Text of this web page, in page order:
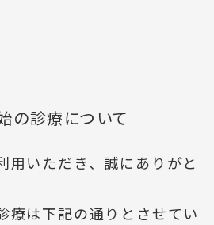
の診療について
用いただき、誠にありがと
療は下記の通りとさせてい